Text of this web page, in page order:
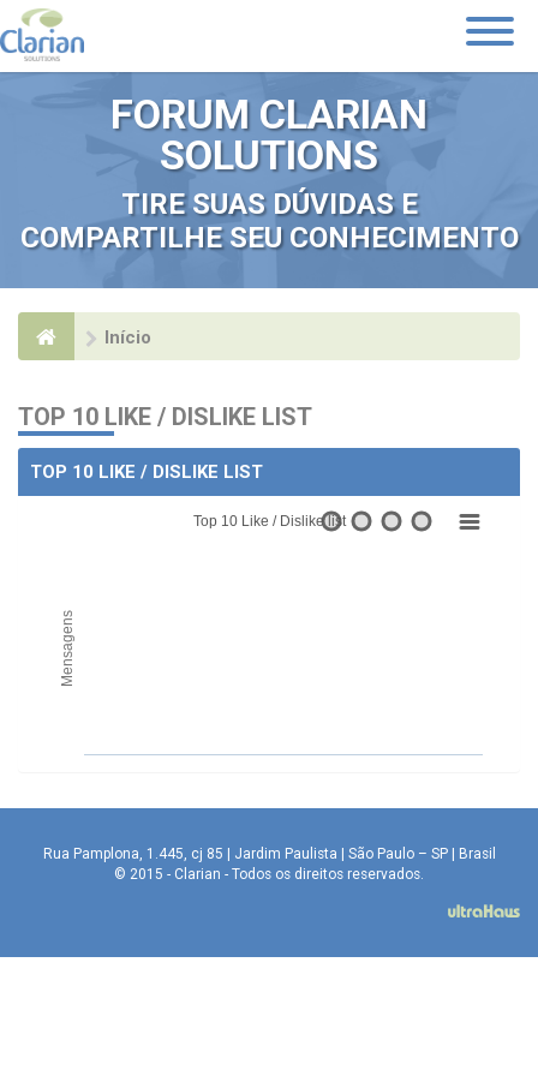
Toggle
FORUM CLARIAN
SOLUTIONS
TIRE SUAS DÚVIDAS E
COMPARTILHE SEU CONHECIMENTO
Início
TOP 10 LIKE / DISLIKE LIST
TOP 10 LIKE / DISLIKE LIST
Mensagens
Top 10 Like / Dislike list
Rua Pamplona, 1.445, cj 85 | Jardim Paulista | São Paulo – SP | Brasil
© 2015 - Clarian - Todos os direitos reservados.